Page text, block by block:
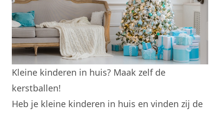
Kleine kinderen in huis? Maak zelf de
kerstballen!
Heb je kleine kinderen in huis en vinden zij de